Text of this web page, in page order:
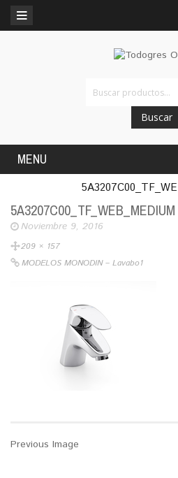
MENU
Buscar
5A3207C00_TF_WEB_MEDIUM
Noviembre 9, 2016
209 × 157
MODELOS MONODIN – Lavabo1
Previous Image